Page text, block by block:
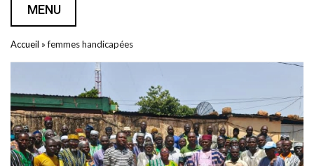
MENU
Accueil »femmes handicapées